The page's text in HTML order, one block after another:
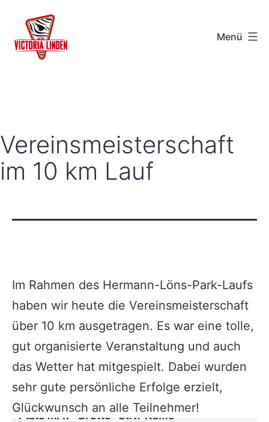
Inhalt
springen
-
Hannover
Menü
Vereinsmeisterschaft
im 10 km Lauf
Im Rahmen des Hermann-Löns-Park-Laufs
haben wir heute die Vereinsmeisterschaft
über 10 km ausgetragen. Es war eine tolle,
gut organisierte Veranstaltung und auch
das Wetter hat mitgespielt. Dabei wurden
sehr gute persönliche Erfolge erzielt,
Glückwunsch an alle Teilnehmer!